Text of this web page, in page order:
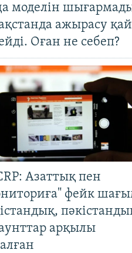
моделін
ажырасу
Оған не себеп?
Азаттық пен
фейк
арқылы